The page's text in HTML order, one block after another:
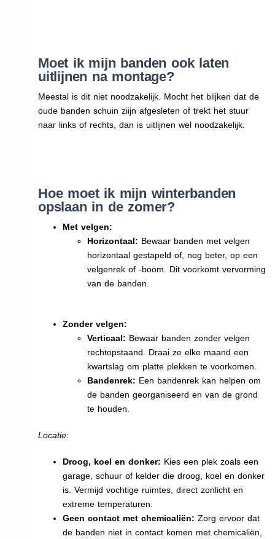
Moet ik mijn banden ook laten
uitlijnen na montage?
Meestal is dit niet noodzakelijk. Mocht het blijken dat de
oude banden schuin ziijn afgesleten of trekt het stuur
naar links of rechts, dan is uitlijnen wel noodzakelijk.
Hoe moet ik mijn winterbanden
opslaan in de zomer?
Met velgen:
Horizontaal: Bewaar banden met velgen
horizontaal gestapeld of, nog beter, op een
velgenrek of -boom. Dit voorkomt vervorming
van de banden.
Zonder velgen:
Verticaal: Bewaar banden zonder velgen
rechtopstaand. Draai ze elke maand een
kwartslag om platte plekken te voorkomen.
Bandenrek: Een bandenrek kan helpen om
de banden georganiseerd en van de grond
te houden.
Locatie:
Droog, koel en donker: Kies een plek zoals een
garage, schuur of kelder die droog, koel en donker
is. Vermijd vochtige ruimtes, direct zonlicht en
extreme temperaturen.
Geen contact met chemicaliën: Zorg ervoor dat
de banden niet in contact komen met chemicaliën,